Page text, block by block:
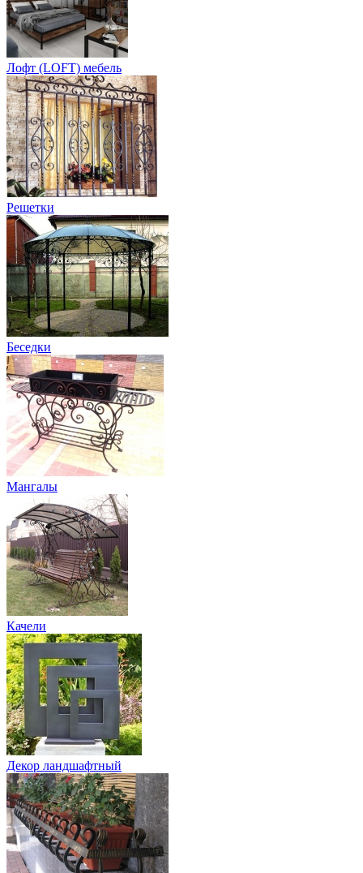
Лофт (LOFT) мебель
Решетки
Беседки
Мангалы
Качели
Декор ландшафтный